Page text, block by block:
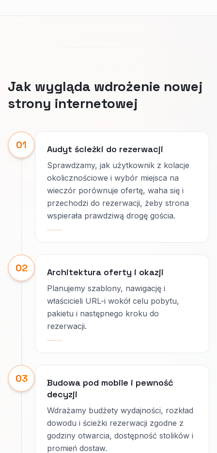
Jak wygląda wdrożenie nowej
strony internetowej
01 Audyt ścieżki do rezerwacji
Sprawdzamy, jak użytkownik z kolacje
okolicznościowe i wybór miejsca na
wieczór porównuje ofertę, waha się i
przechodzi do rezerwacji, żeby strona
wspierała prawdziwą drogę gościa.
02 Architektura oferty i okazji
Planujemy szablony, nawigację i
właścicieli URL-i wokół celu pobytu,
pakietu i następnego kroku do
rezerwacji.
03
Budowa pod mobile i pewność
decyzji
Wdrażamy budżety wydajności, rozkład
dowodu i ścieżki rezerwacji zgodne z
godziny otwarcia, dostępność stolików i
promień dostaw.